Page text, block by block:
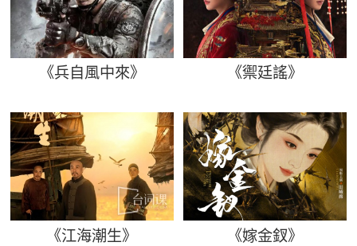
《兵自風中來》 《禦廷謠》
《江海潮生》 《嫁金釵》